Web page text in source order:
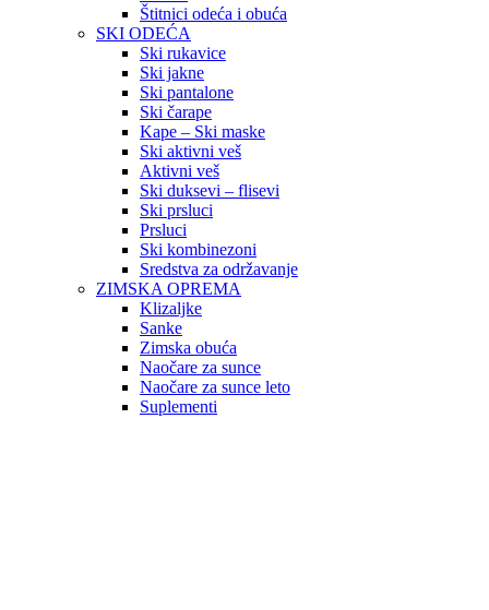
Štitnici odeća i obuća
SKI ODEĆA
Ski rukavice
Ski jakne
Ski pantalone
Ski čarape
Kape – Ski maske
Ski aktivni veš
Aktivni veš
Ski duksevi – flisevi
Ski prsluci
Prsluci
Ski kombinezoni
Sredstva za održavanje
ZIMSKA OPREMA
Klizaljke
Sanke
Zimska obuća
Naočare za sunce
Naočare za sunce leto
Suplementi